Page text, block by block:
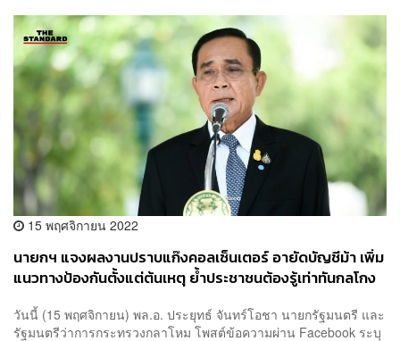
15 พฤศจิกายน 2022
นายกฯ แจงผลงานปราบแก๊งคอลเซ็นเตอร์ อายัดบัญชีม้า เพิ่ม
แนวทางป้องกันตั้งแต่ต้นเหตุ ย้ำประชาชนต้องรู้เท่าทันกลโกง
วันนี้ (15 พฤศจิกายน) พล.อ. ประยุทธ์ จันทร์โอชา นายกรัฐมนตรี และ
รัฐมนตรีว่าการกระทรวงกลาโหม โพสต์ข้อความผ่าน Facebook ระบุ